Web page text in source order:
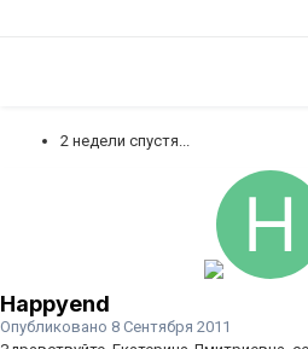
2 недели спустя...
Happyend
Опубликовано 8 Сентября 2011